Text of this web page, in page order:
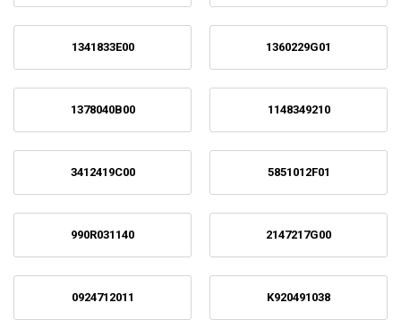
1341833E00 1360229G01
1378040B00 1148349210
3412419C00 5851012F01
990R031140 2147217G00
0924712011 K920491038